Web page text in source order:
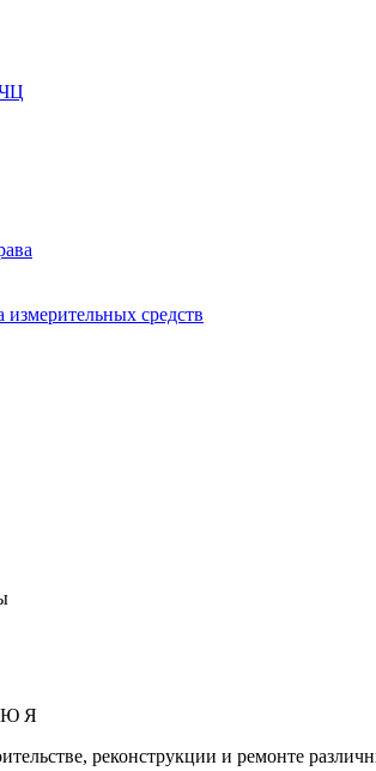
средств
Ю Я
реконструкции и ремонте